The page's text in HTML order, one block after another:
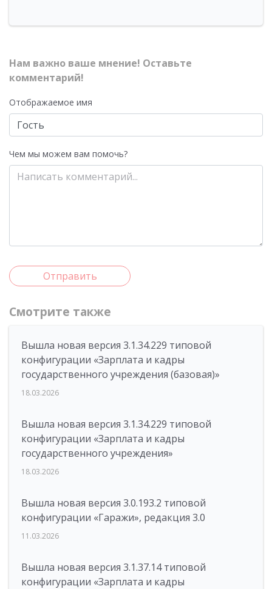
Нам важно ваше мнение! Оставьте
комментарий!
Отображаемое имя
Чем мы можем вам помочь?
Отправить
Смотрите также
Вышла новая версия 3.1.34.229 типовой
конфигурации «Зарплата и кадры
государственного учреждения (базовая)»
18.03.2026
Вышла новая версия 3.1.34.229 типовой
конфигурации «Зарплата и кадры
государственного учреждения»
18.03.2026
Вышла новая версия 3.0.193.2 типовой
конфигурации «Гаражи», редакция 3.0
11.03.2026
Вышла новая версия 3.1.37.14 типовой
конфигурации «Зарплата и кадры